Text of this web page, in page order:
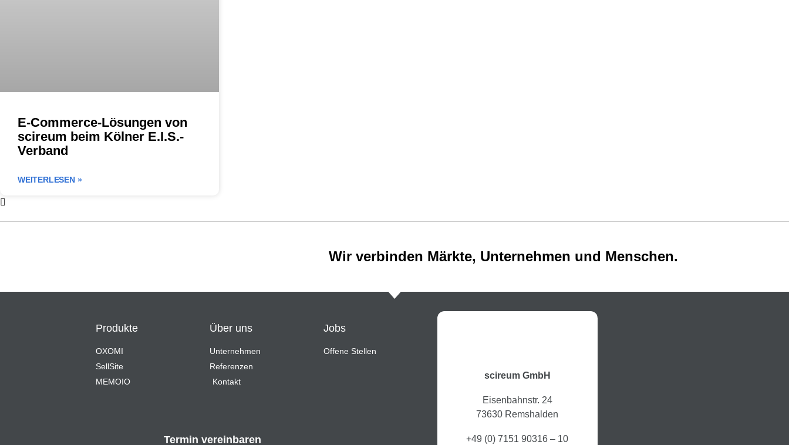
E-Commerce-Lösungen von
scireum beim Kölner E.I.S.-
Verband
WEITERLESEN »
Wir verbinden Märkte, Unternehmen und Menschen.
Produkte
OXOMI
SellSite
MEMOIO
Über uns
Unternehmen
Referenzen
Kontakt
Jobs
Offene Stellen
scireum GmbH
Eisenbahnstr. 24
73630 Remshalden
+49 (0) 7151 90316 – 10
Termin vereinbaren